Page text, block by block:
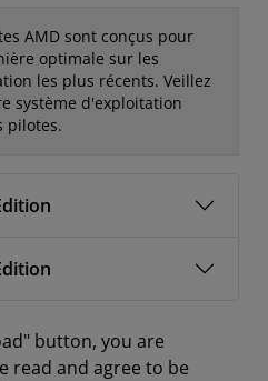
AMD sont conçus pour
optimale sur les
les plus récents. Veillez
système d'exploitation
pilotes.
button, you are
read and agree to be